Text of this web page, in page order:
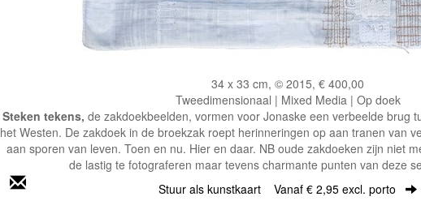
34 x 33 cm, © 2015, € 400,00
Tweedimensionaal | Mixed Media | Op doek
Steken tekens, de zakdoekbeelden, vormen voor Jonaske een verbeelde brug
het Westen. De zakdoek in de broekzak roept herinneringen op aan tranen van
aan sporen van leven. Toen en nu. Hier en daar. NB oude zakdoeken zijn niet
de lastig te fotograferen maar tevens charmante punten van deze
Stuur als kunstkaart Vanaf € 2,95 excl. porto